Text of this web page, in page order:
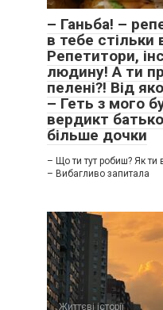
– Ганьба! –
в тебе стільки
Репетитори,
людину! А ти
пелені?! Від
– Геть з мого
вердикт
більше дочки
– Що ти тут робиш? Як ти
– Вибагливо запитала
Життєві історії